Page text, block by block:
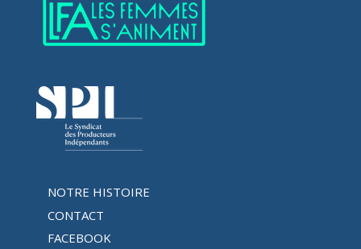
NOTRE HISTOIRE
CONTACT
FACEBOOK